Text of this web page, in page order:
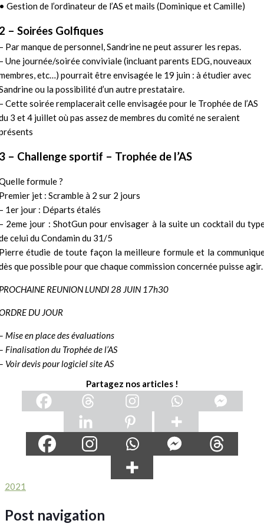
Gestion de l’ordinateur de l’AS et mails (Dominique et Camille)
– Soirées Golfiques
Par manque de personnel, Sandrine ne peut assurer les repas.
Une journée/soirée conviviale (incluant parents EDG, nouveaux
etc…) pourrait être envisagée le 19 juin : à étudier avec
ou la possibilité d’un autre prestataire.
Cette soirée remplacerait celle envisagée pour le Trophée de l’AS
3 et 4 juillet où pas assez de membres du comité ne seraient
– Challenge sportif – Trophée de l’AS
formule ?
jet : Scramble à 2 sur 2 jours
1er jour : Départs étalés
2eme jour : ShotGun pour envisager à la suite un cocktail du
celui du Condamin du 31/5
étudie de toute façon la meilleure formule et la
que possible pour que chaque commission concernée puisse agir.
REUNION LUNDI 28 JUIN 17h30
DU JOUR
Mise en place des évaluations
Finalisation du Trophée de l’AS
Voir devis pour logiciel site AS
Partagez nos articles !
2021
Post navigation